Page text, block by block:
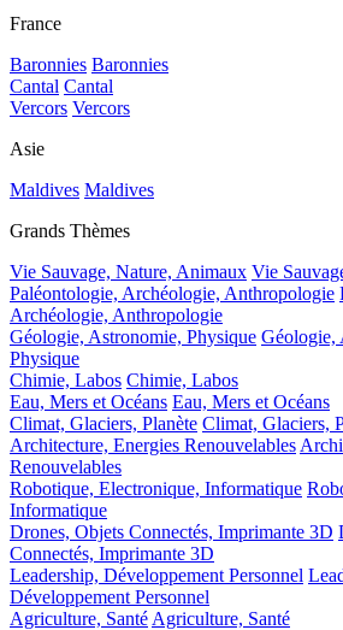
France
Baronnies Baronnies
Cantal Cantal
Vercors Vercors
Asie
Maldives Maldives
Grands Thèmes
Vie Sauvage, Nature, Animaux Vie
Paléontologie, Archéologie, Anthropologie
Archéologie, Anthropologie
Géologie, Astronomie, Physique Géologie,
Physique
Chimie, Labos Chimie, Labos
Eau, Mers et Océans Eau, Mers et Océans
Climat, Glaciers, Planète Climat, Glaciers,
Architecture, Energies Renouvelables
Renouvelables
Robotique, Electronique, Informatique
Informatique
Drones, Objets Connectés, Imprimante 3D
Connectés, Imprimante 3D
Leadership, Développement Personnel
Développement Personnel
Agriculture, Santé Agriculture, Santé